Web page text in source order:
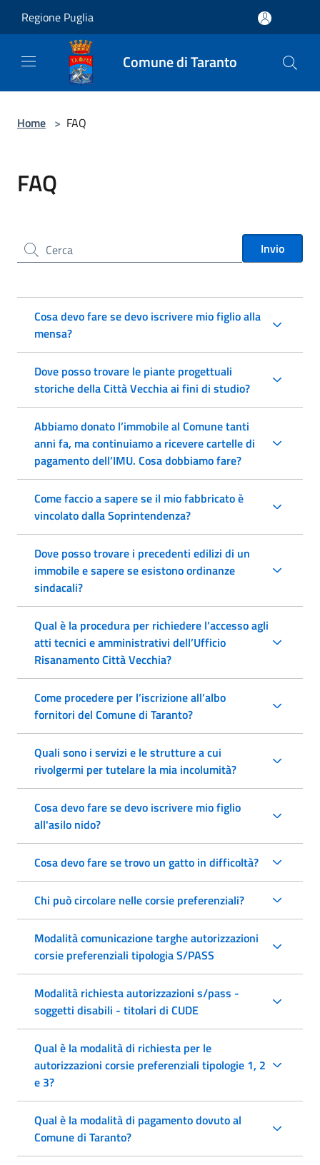
Regione Puglia
Comune di Taranto
Home > FAQ
FAQ
Cerca nel sito Invio
Cosa devo fare se devo iscrivere mio figlio alla
mensa?
Dove posso trovare le piante progettuali
storiche della Città Vecchia ai fini di studio?
Abbiamo donato l’immobile al Comune tanti
anni fa, ma continuiamo a ricevere cartelle di
pagamento dell’IMU. Cosa dobbiamo fare?
Come faccio a sapere se il mio fabbricato è
vincolato dalla Soprintendenza?
Dove posso trovare i precedenti edilizi di un
immobile e sapere se esistono ordinanze
sindacali?
Qual è la procedura per richiedere l’accesso agli
atti tecnici e amministrativi dell’Ufficio
Risanamento Città Vecchia?
Come procedere per l’iscrizione all’albo
fornitori del Comune di Taranto?
Quali sono i servizi e le strutture a cui
rivolgermi per tutelare la mia incolumità?
Cosa devo fare se devo iscrivere mio figlio
all'asilo nido?
Cosa devo fare se trovo un gatto in difficoltà?
Chi può circolare nelle corsie preferenziali?
Modalità comunicazione targhe autorizzazioni
corsie preferenziali tipologia S/PASS
Modalità richiesta autorizzazioni s/pass -
soggetti disabili - titolari di CUDE
Qual è la modalità di richiesta per le
autorizzazioni corsie preferenziali tipologie 1, 2
e 3?
Qual è la modalità di pagamento dovuto al
Comune di Taranto?